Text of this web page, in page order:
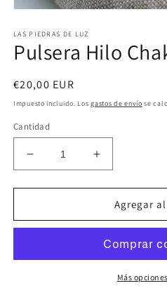
multimedia
1
en
modal
LAS PIEDRAS DE LUZ
Pulsera Hilo
Precio
habitual
€20,00 EUR
Impuesto incluido. Losgastos de envío se
Cantidad
Reducir
cantidad
para
Hilo
Aumentar
cantidad
para
Pulsera
Hilo
bolitas
Agregar
Más